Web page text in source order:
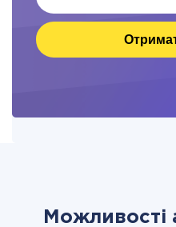
Можливості